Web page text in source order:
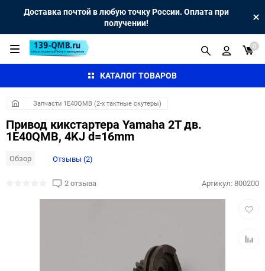
Доставка почтой в любую точку России. Оплата при
получении!
КАТАЛОГ ТОВАРОВ
0
Запчасти 1E40QMB (2-х тактные скутеры)
Привод кикстартера Yamaha 2T дв.
1E40QMB, 4KJ d=16mm
Обзор Отзывы (2)
Артикул:800200
2 отзыва